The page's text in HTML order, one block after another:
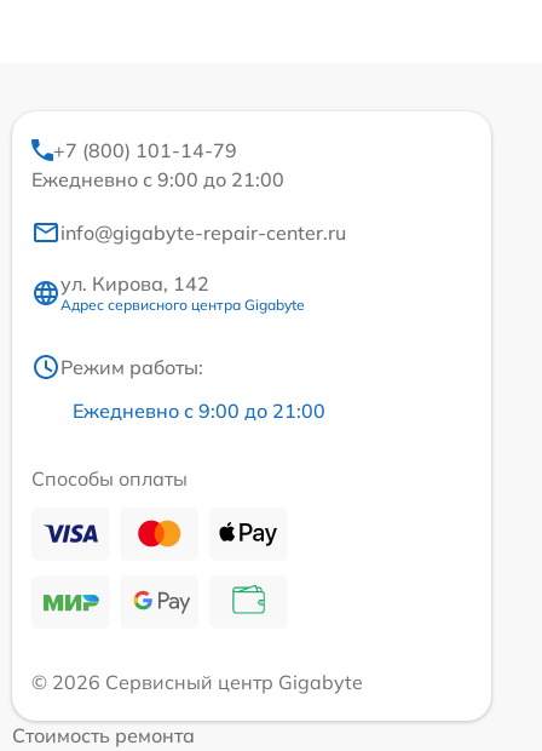
+7 (800) 101-14-79
Ежедневно с 9:00 до 21:00
info@gigabyte-repair-center.ru
ул. Кирова, 142
Адрес сервисного центра Gigabyte
Режим работы:
Ежедневно с 9:00 до 21:00
Способы оплаты
© 2026 Сервисный центр Gigabyte
Стоимость ремонта